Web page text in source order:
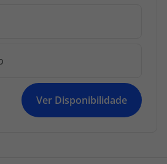
Ver Disponibilidade